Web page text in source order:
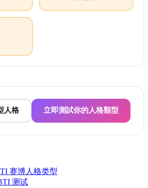
人格 立即測試你的人格類型
赛博人格类型
测试